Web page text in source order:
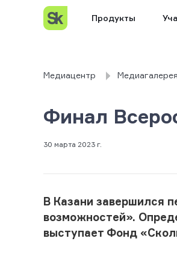
Продукты
Медиацентр Медиагалерея
Финал
30 марта 2023 г.
В Казани завершился
возможностей».
выступает Фонд